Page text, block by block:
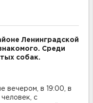
Ленинградской
Среди
собак.
вечером, в 19:00, в
с